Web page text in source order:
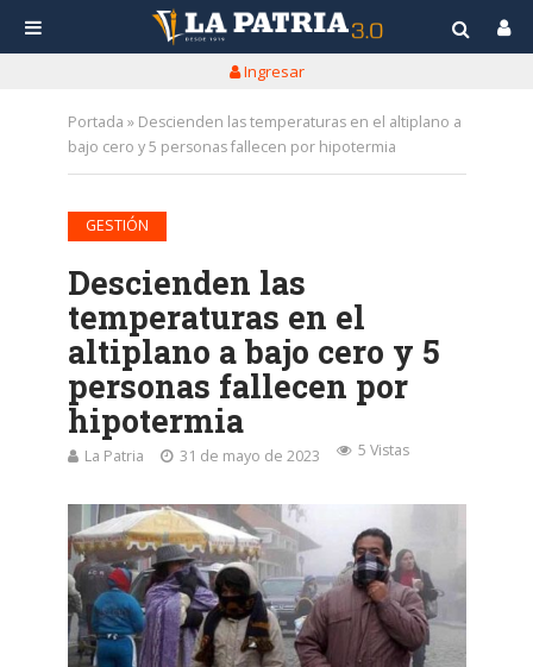
Ingresar
Portada » Descienden las temperaturas en el altiplano a
bajo cero y 5 personas fallecen por hipotermia
GESTIÓN
Descienden las
temperaturas en el
altiplano a bajo cero y 5
personas fallecen por
hipotermia
La Patria 31 de mayo de 2023 5 Vistas